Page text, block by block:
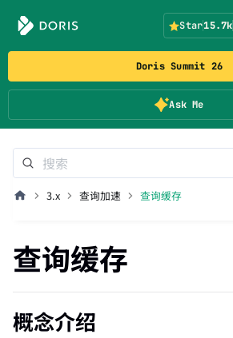
Doris Summit 26
Ask Me
Star15.7k
3.x 查询加速 查询缓存
查询缓存
概念介绍